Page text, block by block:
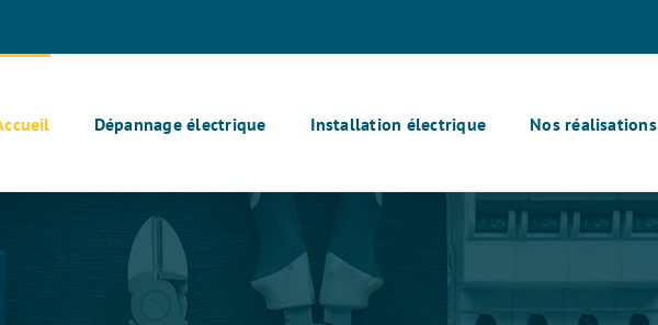
Dépannage électrique Installation électrique Nos réalisations